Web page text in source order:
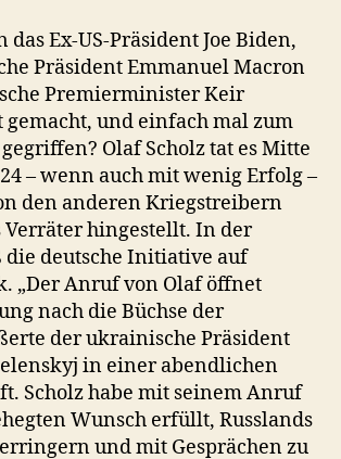
das Ex-US-Präsident Joe Biden,
Präsident Emmanuel Macron
Premierminister Keir
gemacht, und einfach mal zum
Olaf Scholz tat es Mitte
– wenn auch mit wenig Erfolg –
den anderen Kriegstreibern
Verräter hingestellt. In der
deutsche Initiative auf
„Der Anruf von Olaf öffnet
nach die Büchse der
der ukrainische Präsident
in einer abendlichen
Scholz habe mit seinem Anruf
Wunsch erfüllt, Russlands
und mit Gesprächen zu